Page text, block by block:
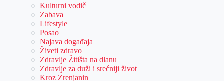
Kulturni vodič
Zabava
Lifestyle
Posao
Najava događaja
Živeti zdravo
Zdravlje Žitišta na dlanu
Zdravlje za duži i srećniji život
Kroz Zrenjanin